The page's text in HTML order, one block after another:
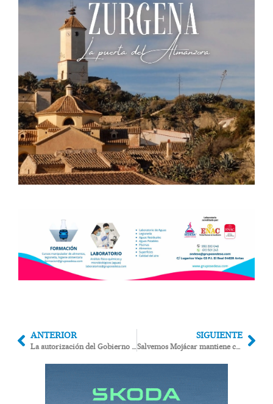
ANTERIOR
La autorización del Gobierno para invertir el superávit llega tarde a Huércal Overa
SIGUIENTE
Salvemos Mojácar mantiene cuatro frentes judiciales contra la política urbanística municipal